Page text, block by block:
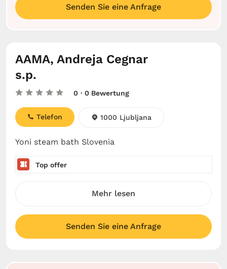
Senden Sie eine Anfrage
AAMA, Andreja Cegnar
s.p.
0 · 0 Bewertung
Yoni steam bath Slovenia
Telefon 1000 Ljubljana
Top offer
Mehr lesen
Senden Sie eine Anfrage